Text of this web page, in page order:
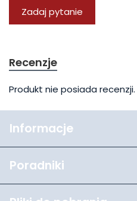
Zadaj pytanie
Recenzje
Produkt nie posiada recenzji.
Informacje
Poradniki